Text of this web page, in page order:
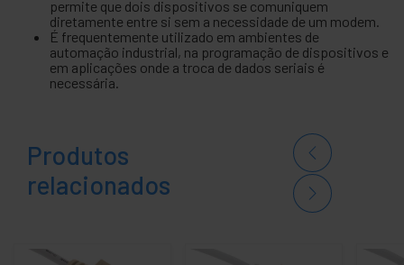
permite que dois dispositivos se comuniquem
diretamente entre si sem a necessidade de um modem.
É frequentemente utilizado em ambientes de
automação industrial, na programação de dispositivos e
em aplicações onde a troca de dados seriais é
necessária.
Produtos
relacionados